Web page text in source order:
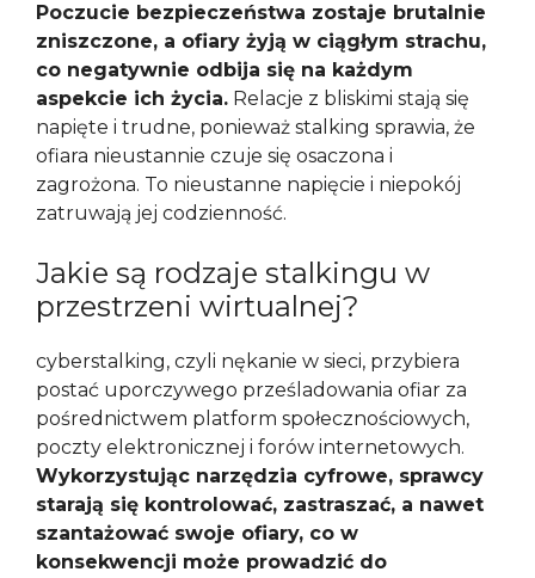
Poczucie bezpieczeństwa zostaje brutalnie
zniszczone, a ofiary żyją w ciągłym strachu,
co negatywnie odbija się na każdym
aspekcie ich życia. Relacje z bliskimi stają się
napięte i trudne, ponieważ stalking sprawia, że
ofiara nieustannie czuje się osaczona i
zagrożona. To nieustanne napięcie i niepokój
zatruwają jej codzienność.
Jakie są rodzaje stalkingu w
przestrzeni wirtualnej?
cyberstalking, czyli nękanie w sieci, przybiera
postać uporczywego prześladowania ofiar za
pośrednictwem platform społecznościowych,
poczty elektronicznej i forów internetowych.
Wykorzystując narzędzia cyfrowe, sprawcy
starają się kontrolować, zastraszać, a nawet
szantażować swoje ofiary, co w
konsekwencji może prowadzić do